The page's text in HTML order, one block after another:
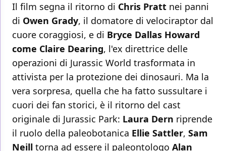
Il film segna il ritorno di Chris Pratt nei panni
di Owen Grady, il domatore di velociraptor dal
cuore coraggiosi, e di Bryce Dallas Howard
come Claire Dearing, l'ex direttrice delle
operazioni di Jurassic World trasformata in
attivista per la protezione dei dinosauri. Ma la
vera sorpresa, quella che ha fatto sussultare i
cuori dei fan storici, è il ritorno del cast
originale di Jurassic Park: Laura Dern riprende
il ruolo della paleobotanica Ellie Sattler, Sam
Neill torna ad essere il paleontologo Alan